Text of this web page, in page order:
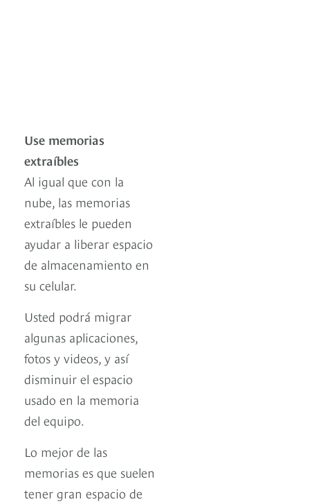
Use memorias
extraíbles
Al igual que con la
nube, las memorias
extraíbles le pueden
ayudar a liberar espacio
de almacenamiento en
su celular.
Usted podrá migrar
algunas aplicaciones,
fotos y videos, y así
disminuir el espacio
usado en la memoria
del equipo.
Lo mejor de las
memorias es que suelen
tener gran espacio de